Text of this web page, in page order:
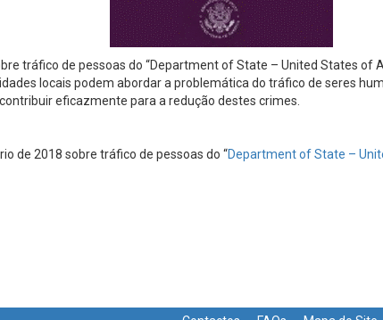
tráfico de pessoas do “Department of State – United States of
locais podem abordar a problemática do tráfico de seres
eficazmente para a redução destes crimes.
de 2018 sobre tráfico de pessoas do “Department of State –